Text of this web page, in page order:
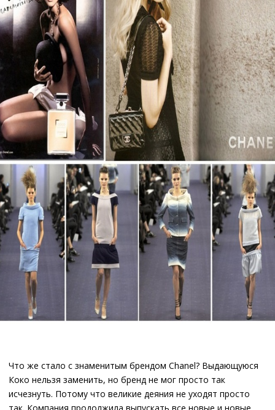
Что же стало с знаменитым брендом Chanel? Выдающуюся
Коко нельзя заменить, но бренд не мог просто так
исчезнуть. Потому что великие деяния не уходят просто